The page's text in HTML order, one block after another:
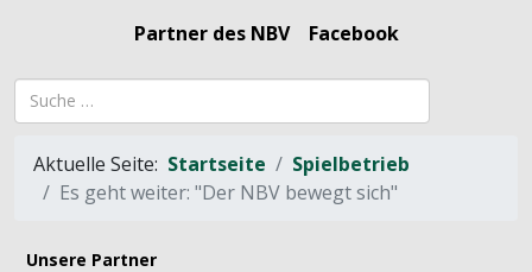
Partner des NBV
Facebook
Suchbegriff
Aktuelle Seite: Startseite
Spielbetrieb
Es geht weiter: "Der NBV bewegt sich"
Unsere Partner